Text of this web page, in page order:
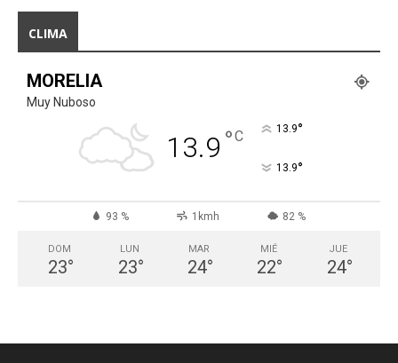
CLIMA
MORELIA
Muy Nuboso
13.9 °C 13.9°
13.9°
93 % 1kmh 82 %
DOM
23°
LUN
23°
MAR
24°
MIÉ
22°
JUE
24°